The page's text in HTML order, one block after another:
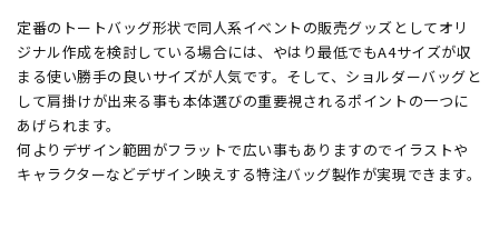
定番のトートバッグ形状で同人系イベントの販売グッズとしてオリ
ジナル作成を検討している場合には、やはり最低でもA4サイズが収
まる使い勝手の良いサイズが人気です。そして、ショルダーバッグと
して肩掛けが出来る事も本体選びの重要視されるポイントの一つに
あげられます。
何よりデザイン範囲がフラットで広い事もありますのでイラストや
キャラクターなどデザイン映えする特注バッグ製作が実現できます。